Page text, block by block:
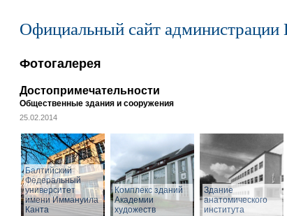
Официальный сайт
Фотогалерея
Достопримечательности
Общественные здания и сооружения
25.02.2014
Балтийский
Федеральный
университет
имени Иммануила
Канта
Комплекс зданий
Академии
художеств
Здание
анатомического
института